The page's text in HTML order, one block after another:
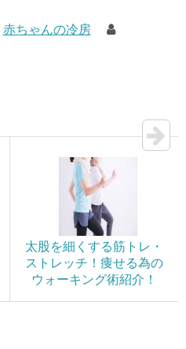
赤ちゃんの冷房
太股を細くする筋トレ・
ストレッチ！痩せる為の
ウォーキング術紹介！